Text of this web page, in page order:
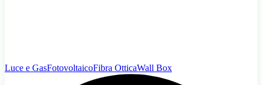
Luce e GasFotovoltaicoFibra OtticaWall Box